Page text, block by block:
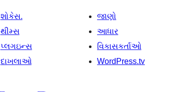
શોકેસ.
થીમ્સ
પ્લગઇન્સ
દાખલાઓ
જાણો
આધાર
વિકાસકર્તાઓ
WordPress.tv